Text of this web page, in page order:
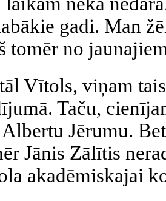
gadi. Man
tomēr no
Vītols, viņam
Taču,
Jērumu.
Jānis Zālītis
akadēmiskajai